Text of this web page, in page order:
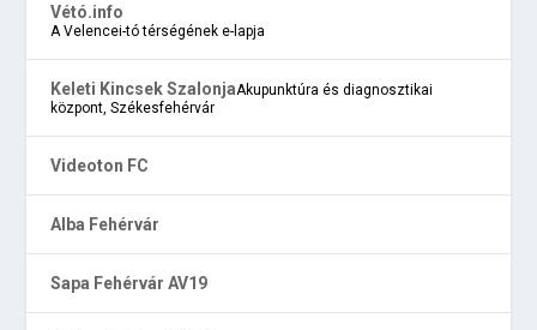
Vétó.info
A Velencei-tó térségének e-lapja
Keleti Kincsek SzalonjaAkupunktúra és diagnosztikai
központ, Székesfehérvár
Videoton FC
Alba Fehérvár
Sapa Fehérvár AV19